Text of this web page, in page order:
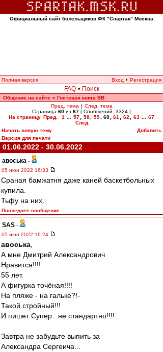
Официальный сайт болельщиков ФК "Спартак" Москва
Полная версия Вход • Регистрация
FAQ • Поиск
Общение на сайте » Гостевая книга ВВ
Пред. тема | След. тема
Страница 60 из 67 [ Сообщений: 3324 ]
На страницу Пред. 1 57 58 59 60 61 62 63
67
След.
Начать новую тему
Добавить
Версия для печати
01.06.2022 - 30.06.2022
авоська -
05 июн 2022 16:33
Сраная бамжатня даже каней баскетбольных
купила.
Тьфу на них.
Последнее сообщение
SAS -
05 июн 2022 16:24
авоська
А мне Дмитрий Александрович
Нравится!!!!
55 лет.
А фигурка точёная!!!!
На пляже - на гальке?!-
Такой стройный!!!
И пишет Супер...не стандартно!!!!
Завтра не забудьте выпить за
Александра Сергеича...